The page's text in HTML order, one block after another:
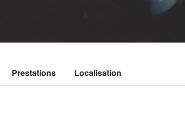
Prestations Localisation